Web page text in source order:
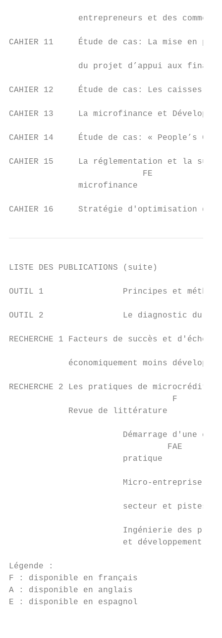
entrepreneurs et des
CAHIER 11     Étude de cas: La mise en
du projet d’appui aux
CAHIER 12     Étude de cas: Les caisses
CAHIER 13     La microfinance et
CAHIER 14     Étude de cas: « People’s
CAHIER 15     La réglementation et la
                           FE
              microfinance
CAHIER 16     Stratégie d'optimisation de
LISTE DES PUBLICATIONS (suite)
OUTIL 1                Principes et
OUTIL 2                Le diagnostic du
RECHERCHE 1 Facteurs de succès et
            économiquement moins développés
RECHERCHE 2 Les pratiques de microcrédit
                                 F
            Revue de littérature
Démarrage d'une
                                FAE
                       pratique
Micro-entreprise
secteur et pistes
Ingénierie des
et développement
Légende :
F : disponible en français
A : disponible en anglais
E : disponible en espagnol